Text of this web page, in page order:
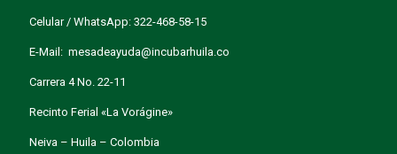
Celular / WhatsApp: 322-468-58-15
E-Mail: mesadeayuda@incubarhuila.co
Carrera 4 No. 22-11
Recinto Ferial «La Vorágine»
Neiva – Huila – Colombia